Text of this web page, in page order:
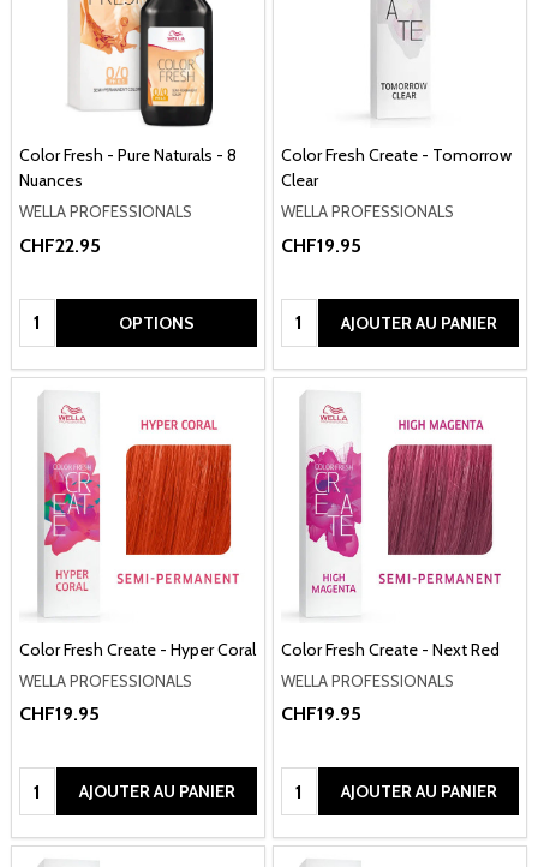
Color Fresh - Pure Naturals - 8
Nuances
WELLA PROFESSIONALS
CHF22.95
Quantité: OPTIONS
Color Fresh Create - Tomorrow
Clear
WELLA PROFESSIONALS
CHF19.95
Quantité:AJOUTER AU PANIER
Color Fresh Create - Hyper Coral
WELLA PROFESSIONALS
CHF19.95
Quantité:AJOUTER AU PANIER
Color Fresh Create - Next Red
WELLA PROFESSIONALS
CHF19.95
Quantité:AJOUTER AU PANIER